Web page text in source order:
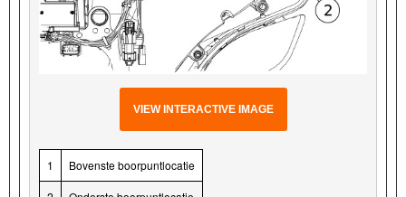
VIEW INTERACTIVE IMAGE
1 Bovenste boorpuntlocatie